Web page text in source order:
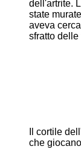
dell'artrite.
state
aveva
sfratto
Il cortile
che